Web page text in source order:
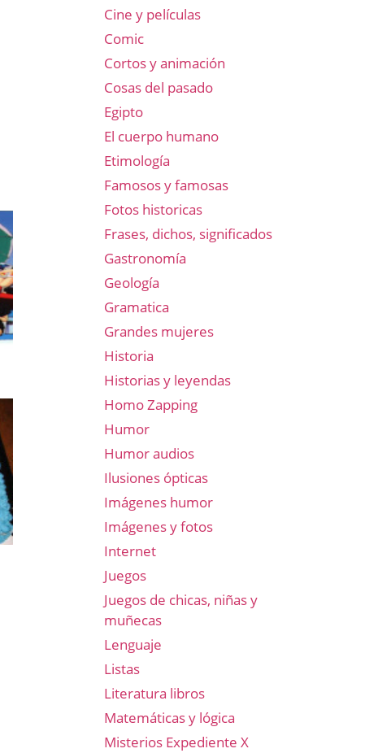
Cine y películas
Comic
Cortos y animación
Cosas del pasado
Egipto
El cuerpo humano
Etimología
Famosos y famosas
Fotos historicas
Frases, dichos, significados
Gastronomía
Geología
Gramatica
Grandes mujeres
Historia
Historias y leyendas
Homo Zapping
Humor
Humor audios
Ilusiones ópticas
Imágenes humor
Imágenes y fotos
Internet
Juegos
Juegos de chicas, niñas y
muñecas
Lenguaje
Listas
Literatura libros
Matemáticas y lógica
Misterios Expediente X